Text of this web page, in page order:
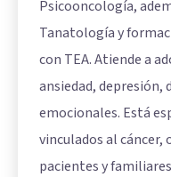
Psicooncología,
Tanatología y
con TEA. Atiende a
ansiedad, depresión,
emocionales. Está
vinculados al cáncer,
pacientes y